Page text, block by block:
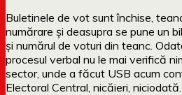
Buletinele de vot sunt închise,
numărare și deasupra se pune un
și numărul de voturi din teanc.
procesul verbal nu le mai verifică
sector, unde a făcut USB acum
Electoral Central, nicăieri, niciodată.